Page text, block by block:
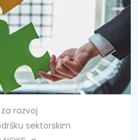
razvoj
sektorskim